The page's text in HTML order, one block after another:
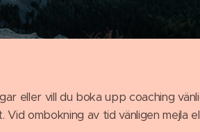
eller vill du boka upp coaching
Vid ombokning av tid vänligen mejla